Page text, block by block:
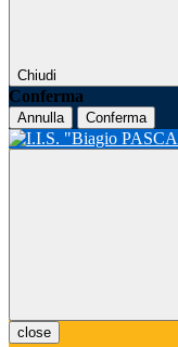
Chiudi
Conferma
Annulla Conferma
close